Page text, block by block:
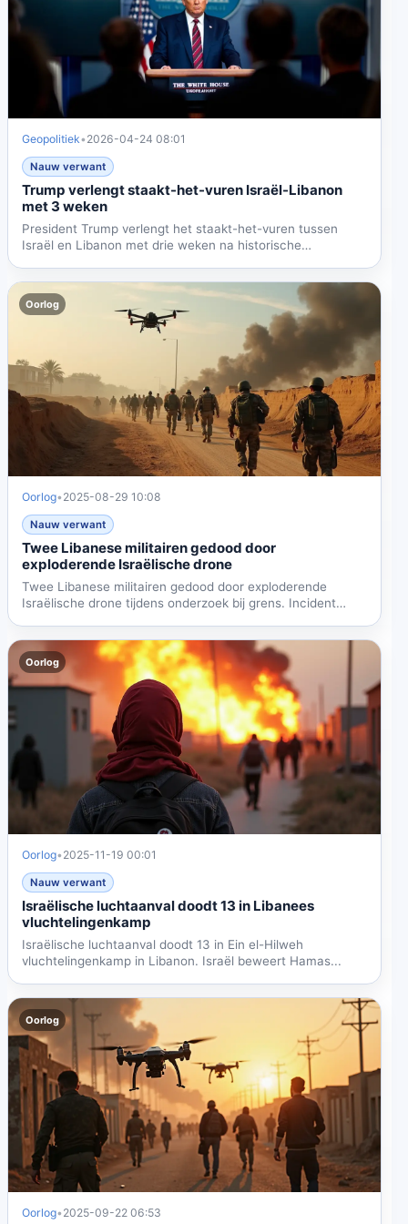
Geopolitiek• 2026-04-24 08:01
Nauw verwant
Trump verlengt staakt-het-vuren Israël-Libanon
met 3 weken
President Trump verlengt het staakt-het-vuren tussen
Israël en Libanon met drie weken na historische
Oorlog
Oorlog• 2025-08-29 10:08
Nauw verwant
Twee Libanese militairen gedood door
exploderende Israëlische drone
Twee Libanese militairen gedood door exploderende
Israëlische drone tijdens onderzoek bij grens. Incident
Oorlog
Oorlog• 2025-11-19 00:01
Nauw verwant
Israëlische luchtaanval doodt 13 in Libanees
vluchtelingenkamp
Israëlische luchtaanval doodt 13 in Ein el-Hilweh
vluchtelingenkamp in Libanon. Israël beweert Hamas...
Oorlog
Oorlog• 2025-09-22 06:53